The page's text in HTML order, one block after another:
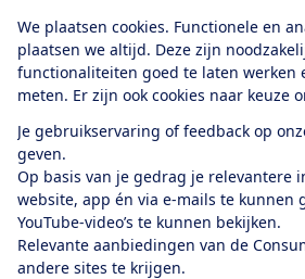
We plaatsen cookies. Functionele en
plaatsen we altijd. Deze zijn
functionaliteiten goed te laten werken
meten. Er zijn ook cookies naar keuze
Je gebruikservaring of feedback op
geven.
Op basis van je gedrag je relevantere
website, app én via e-mails te kunnen
YouTube-video’s te kunnen bekijken.
Relevante aanbiedingen van de
andere sites te krijgen.
Alles over de
app
Algemene Voorwaarden
Cookiebeleid
Privacyvoorkeuren
Toegankelijkheid